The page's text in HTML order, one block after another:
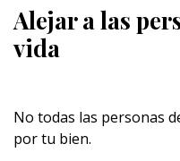
Alejar a las
vida
No todas las personas
por tu bien.